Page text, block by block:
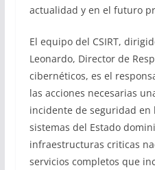
actualidad y en el futuro
El equipo del CSIRT,
Leonardo, Director de
cibernéticos, es el
las acciones necesarias
incidente de seguridad
sistemas del Estado
infraestructuras criticas
servicios completos que